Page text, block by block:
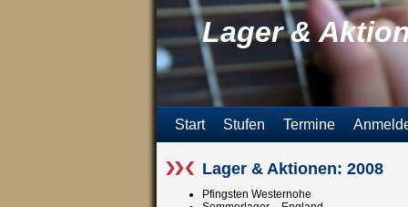
Lager &
Start Stufen Termine
Lager & Aktionen: 2008
Pfingsten Westernohe